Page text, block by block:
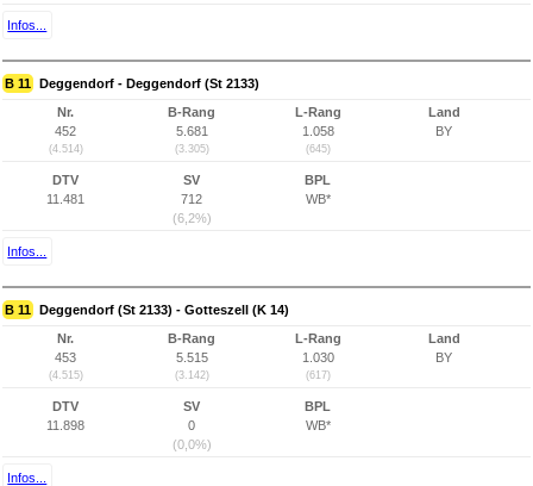
Infos...
B 11 Deggendorf - Deggendorf (St 2133)
Nr.
452
(4.514)
B-Rang
5.681
(3.305)
L-Rang
1.058
(645)
Land
BY
DTV
11.481
SV
712
(6,2%)
BPL
WB*
Infos...
B 11 Deggendorf (St 2133) - Gotteszell (K 14)
Nr.
453
(4.515)
B-Rang
5.515
(3.142)
L-Rang
1.030
(617)
Land
BY
DTV
11.898
SV
0
(0,0%)
BPL
WB*
Infos...